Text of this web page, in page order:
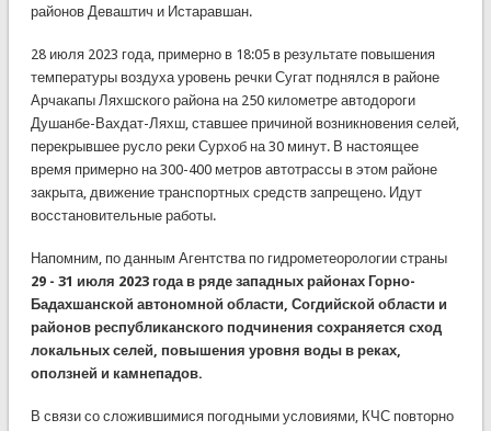
районов Деваштич и Истаравшан.
28 июля 2023 года, примерно в 18:05 в результате повышения
температуры воздуха уровень речки Сугат поднялся в районе
Арчакапы Ляхшского района на 250 километре автодороги
Душанбе-Вахдат-Ляхш, ставшее причиной возникновения селей,
перекрывшее русло реки Сурхоб на 30 минут. В настоящее
время примерно на 300-400 метров автотрассы в этом районе
закрыта, движение транспортных средств запрещено. Идут
восстановительные работы.
Напомним, по данным Агентства по гидрометеорологии страны
29 - 31 июля 2023 года в ряде западных районах Горно-
Бадахшанской автономной области, Согдийской области и
районов республиканского подчинения сохраняется сход
локальных селей, повышения уровня воды в реках,
оползней и камнепадов.
В связи со сложившимися погодными условиями, КЧС повторно